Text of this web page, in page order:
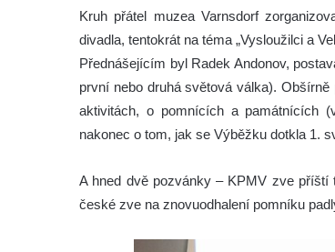
Kruh přátel muzea Varnsdorf
divadla, tentokrát na téma „Vysloužilci a
Přednášejícím byl Radek Andonov,
první nebo druhá světová válka).
aktivitách, o pomnících a památnících
nakonec o tom, jak se Výběžku dotkla 1.
A hned dvě pozvánky – KPMV zve
české zve na znovuodhalení pomníku